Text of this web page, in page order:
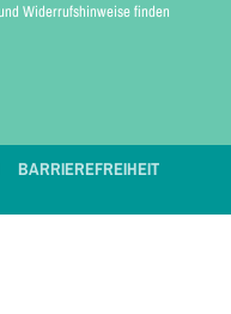
BARRIEREFREIHEIT